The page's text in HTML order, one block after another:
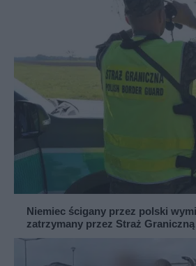
Niemiec ścigany przez polski
zatrzymany przez Straż Graniczną